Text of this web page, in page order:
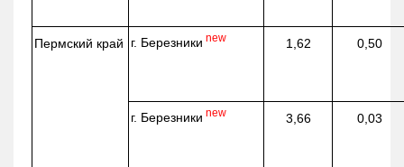
Пермский край г. Березники new 1,62 0,50
г. Березники new 3,66 0,03